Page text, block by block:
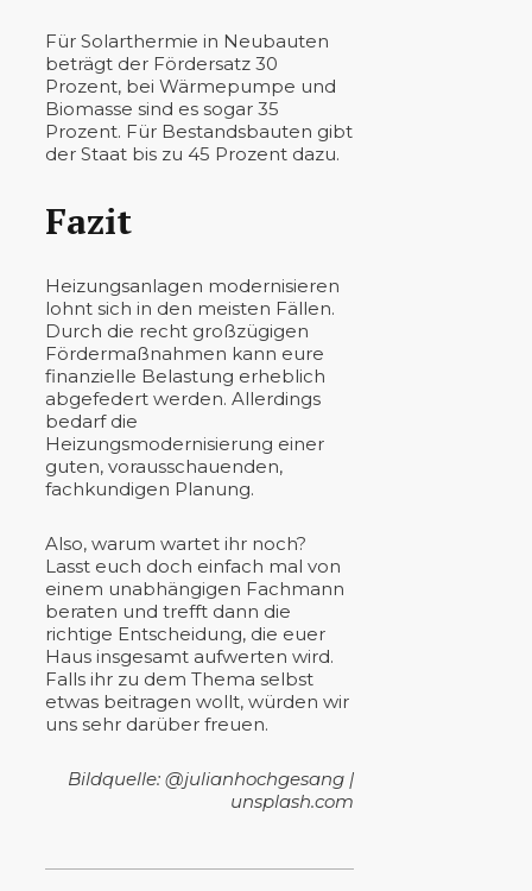
Für Solarthermie in Neubauten
beträgt der Fördersatz 30
Prozent, bei Wärmepumpe und
Biomasse sind es sogar 35
Prozent. Für Bestandsbauten gibt
der Staat bis zu 45 Prozent dazu.
Fazit
Heizungsanlagen modernisieren
lohnt sich in den meisten Fällen.
Durch die recht großzügigen
Fördermaßnahmen kann eure
finanzielle Belastung erheblich
abgefedert werden. Allerdings
bedarf die
Heizungsmodernisierung einer
guten, vorausschauenden,
fachkundigen Planung.
Also, warum wartet ihr noch?
Lasst euch doch einfach mal von
einem unabhängigen Fachmann
beraten und trefft dann die
richtige Entscheidung, die euer
Haus insgesamt aufwerten wird.
Falls ihr zu dem Thema selbst
etwas beitragen wollt, würden wir
uns sehr darüber freuen.
Bildquelle: @julianhochgesang |
unsplash.com